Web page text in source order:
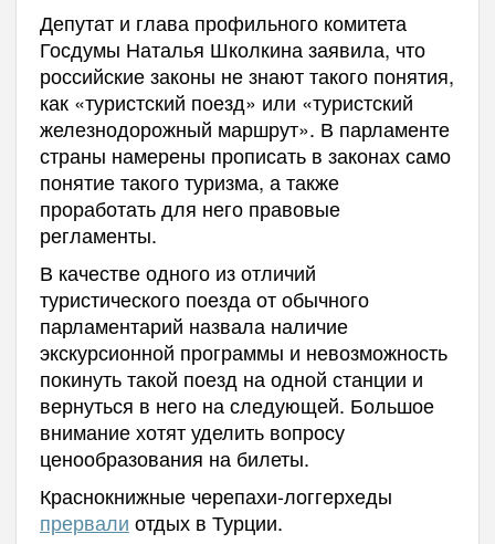
Депутат и глава профильного комитета
Госдумы Наталья Школкина заявила, что
российские законы не знают такого понятия,
как «туристский поезд» или «туристский
железнодорожный маршрут». В парламенте
страны намерены прописать в законах само
понятие такого туризма, а также
проработать для него правовые
регламенты.
В качестве одного из отличий
туристического поезда от обычного
парламентарий назвала наличие
экскурсионной программы и невозможность
покинуть такой поезд на одной станции и
вернуться в него на следующей. Большое
внимание хотят уделить вопросу
ценообразования на билеты.
Краснокнижные черепахи-логгерхеды
прервали отдых в Турции.